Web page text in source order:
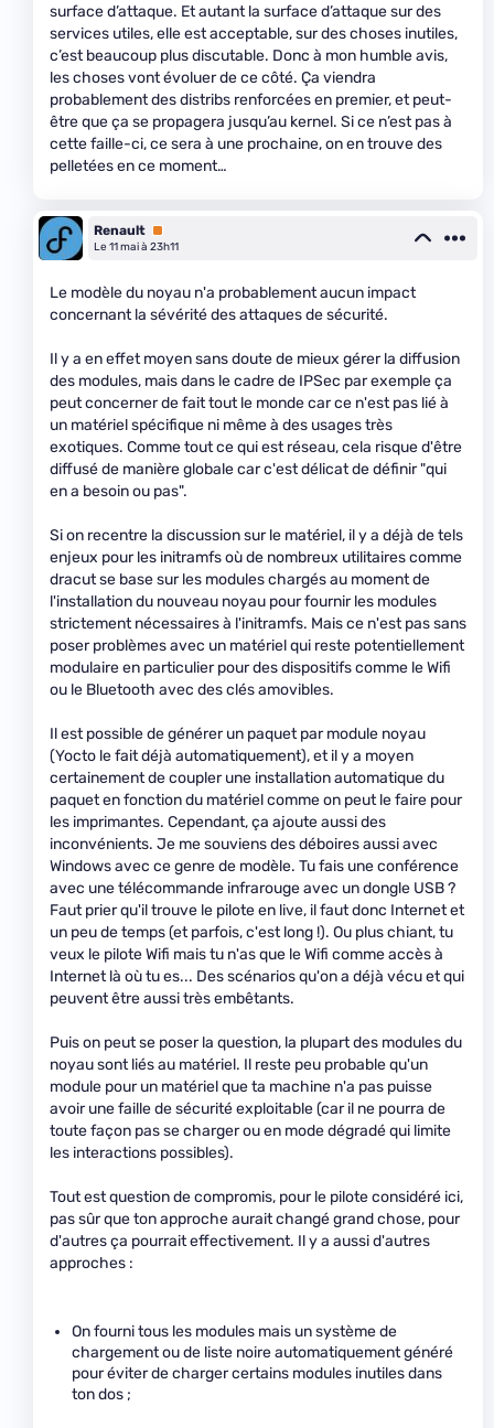
surface d’attaque. Et autant la surface d’attaque sur des
services utiles, elle est acceptable, sur des choses inutiles,
c’est beaucoup plus discutable. Donc à mon humble avis,
les choses vont évoluer de ce côté. Ça viendra
probablement des distribs renforcées en premier, et peut-
être que ça se propagera jusqu’au kernel. Si ce n’est pas à
cette faille-ci, ce sera à une prochaine, on en trouve des
pelletées en ce moment…
Renault Premium
Le 11 mai à 23h11
Le modèle du noyau n'a probablement aucun impact
concernant la sévérité des attaques de sécurité.
Il y a en effet moyen sans doute de mieux gérer la diffusion
des modules, mais dans le cadre de IPSec par exemple ça
peut concerner de fait tout le monde car ce n'est pas lié à
un matériel spécifique ni même à des usages très
exotiques. Comme tout ce qui est réseau, cela risque d'être
diffusé de manière globale car c'est délicat de définir "qui
en a besoin ou pas".
Si on recentre la discussion sur le matériel, il y a déjà de tels
enjeux pour les initramfs où de nombreux utilitaires comme
dracut se base sur les modules chargés au moment de
l'installation du nouveau noyau pour fournir les modules
strictement nécessaires à l'initramfs. Mais ce n'est pas sans
poser problèmes avec un matériel qui reste potentiellement
modulaire en particulier pour des dispositifs comme le Wifi
ou le Bluetooth avec des clés amovibles.
Il est possible de générer un paquet par module noyau
(Yocto le fait déjà automatiquement), et il y a moyen
certainement de coupler une installation automatique du
paquet en fonction du matériel comme on peut le faire pour
les imprimantes. Cependant, ça ajoute aussi des
inconvénients. Je me souviens des déboires aussi avec
Windows avec ce genre de modèle. Tu fais une conférence
avec une télécommande infrarouge avec un dongle USB ?
Faut prier qu'il trouve le pilote en live, il faut donc Internet et
un peu de temps (et parfois, c'est long !). Ou plus chiant, tu
veux le pilote Wifi mais tu n'as que le Wifi comme accès à
Internet là où tu es... Des scénarios qu'on a déjà vécu et qui
peuvent être aussi très embêtants.
Puis on peut se poser la question, la plupart des modules du
noyau sont liés au matériel. Il reste peu probable qu'un
module pour un matériel que ta machine n'a pas puisse
avoir une faille de sécurité exploitable (car il ne pourra de
toute façon pas se charger ou en mode dégradé qui limite
les interactions possibles).
Tout est question de compromis, pour le pilote considéré ici,
pas sûr que ton approche aurait changé grand chose, pour
d'autres ça pourrait effectivement. Il y a aussi d'autres
approches :
On fourni tous les modules mais un système de
chargement ou de liste noire automatiquement généré
pour éviter de charger certains modules inutiles dans
ton dos ;